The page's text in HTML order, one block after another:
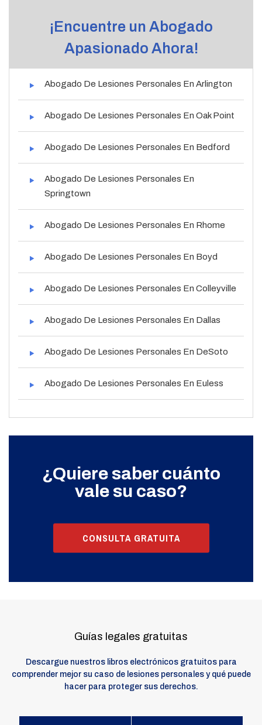
¡Encuentre un Abogado
Apasionado Ahora!
Abogado De Lesiones Personales En Arlington
Abogado De Lesiones Personales En Oak Point
Abogado De Lesiones Personales En Bedford
Abogado De Lesiones Personales En
Springtown
Abogado De Lesiones Personales En Rhome
Abogado De Lesiones Personales En Boyd
Abogado De Lesiones Personales En Colleyville
Abogado De Lesiones Personales En Dallas
Abogado De Lesiones Personales En DeSoto
Abogado De Lesiones Personales En Euless
¿Quiere saber cuánto
vale su caso?
CONSULTA GRATUITA
Guías legales gratuitas
Descargue nuestros libros electrónicos gratuitos para
comprender mejor su caso de lesiones personales y qué puede
hacer para proteger sus derechos.